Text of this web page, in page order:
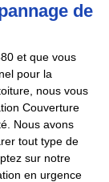
de
et que vous
pour la
nous vous
Couverture
Nous avons
tout type de
sur notre
en urgence